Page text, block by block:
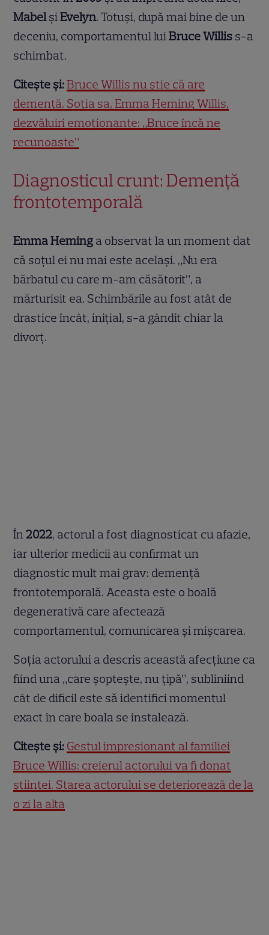
MabelșiEvelyn. Totuși, după mai bine de un
deceniu, comportamentul luiBruce Willis s-a
schimbat.
Citește și:Bruce Willis nu știe că are
demență. Soția sa, Emma Heming Willis,
dezvăluiri emoționante: „Bruce încă ne
recunoaște”
Diagnosticul crunt: Demență
frontotemporală
Emma Heming a observat la un moment dat
că soțul ei nu mai este același. „Nu era
bărbatul cu care m-am căsătorit”, a
mărturisit ea. Schimbările au fost atât de
drastice încât, inițial, s-a gândit chiar la
divorț.
În 2022, actorul a fost diagnosticat cu afazie,
iar ulterior medicii au confirmat un
diagnostic mult mai grav: demență
frontotemporală. Aceasta este o boală
degenerativă care afectează
comportamentul, comunicarea și mișcarea.
Soția actorului a descris această afecțiune ca
fiind una „care șoptește, nu țipă”, subliniind
cât de dificil este să identifici momentul
exact în care boala se instalează.
Citește și: Gestul impresionant al familiei
Bruce Willis: creierul actorului va fi donat
științei. Starea actorului se deteriorează de la
o zi la alta